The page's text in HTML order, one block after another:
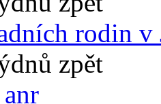
rodin v
zpět